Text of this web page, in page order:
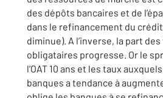
des dépôts bancaires et de
dans le refinancement du
diminue). A l’inverse, la part
obligataires progresse. Or le
l’OAT 10 ans et les taux
banques a tendance à